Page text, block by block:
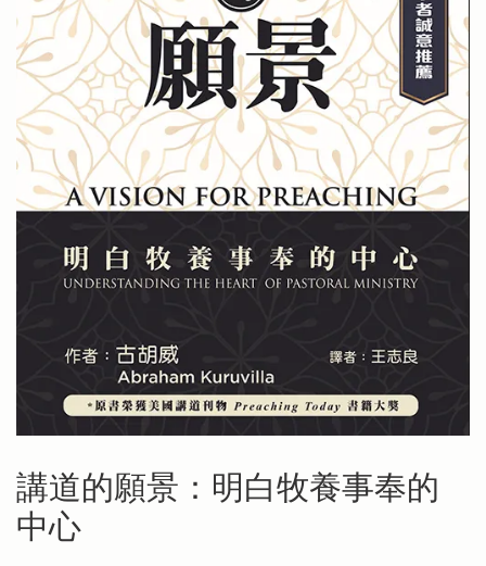
講道的願景：明白牧養事奉的
中心